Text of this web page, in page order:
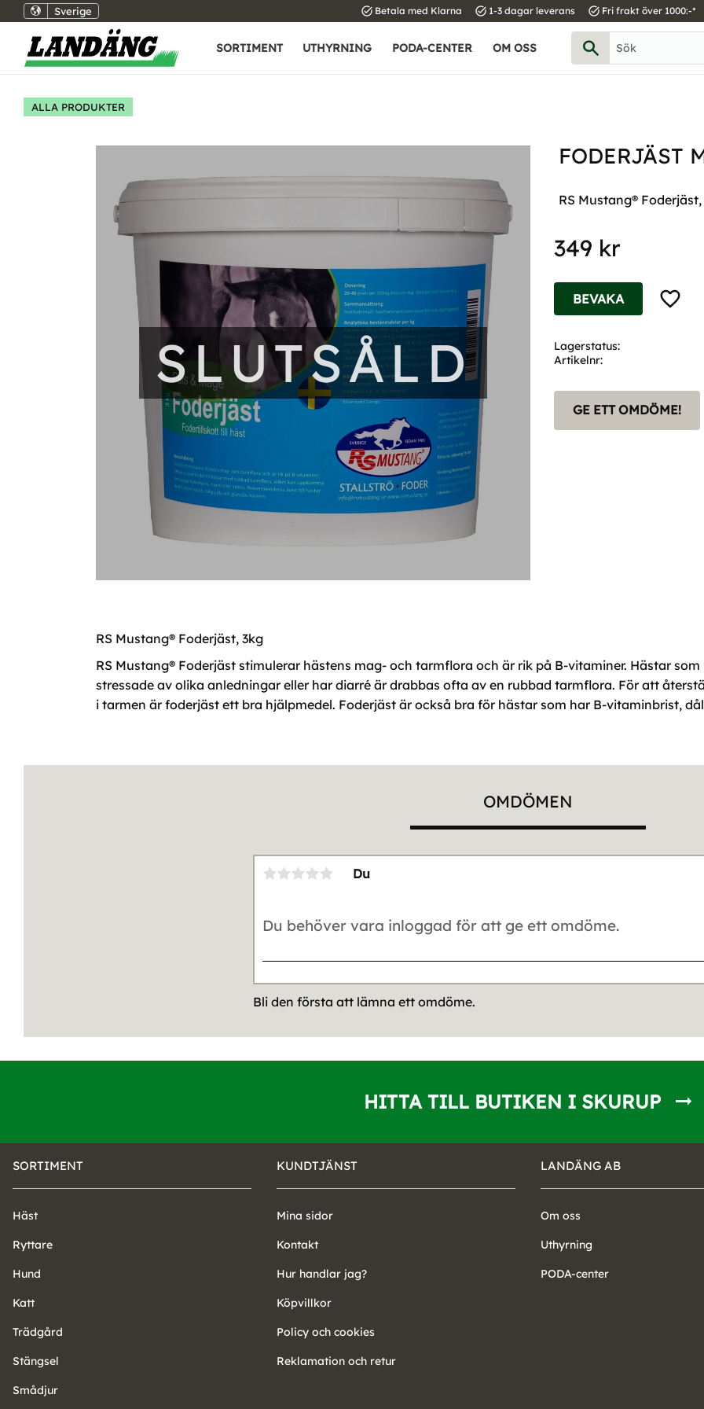
Sverige task_alt Betala med Klarna task_alt 1-3 dagar leverans task_alt Fri frakt över 1000:-*
SORTIMENT UTHYRNING PODA-CENTER OM OSS
ALLA PRODUKTER
FODERJÄST
RS Mustang® Foderjäst,
SLUTSÅLD
349 kr
Lägg
BEVAKA
Lagerstatus
Artikelnr
GE ETT OMDÖME!
RS Mustang® Foderjäst, 3kg
RS Mustang® Foderjäst stimulerar hästens mag- och tarmflora och är rik på B-vitaminer. Hästar
stressade av olika anledningar eller har diarré är drabbas ofta av en rubbad tarmflora. För att
i tarmen är foderjäst ett bra hjälpmedel. Foderjäst är också bra för hästar som har B-vitaminbrist,
OMDÖMEN
Du
Bli den första att lämna ett omdöme.
HITTA TILL BUTIKEN I SKURUP
SORTIMENT
Häst
Ryttare
Hund
Katt
Trädgård
Stängsel
Smådjur
KUNDTJÄNST
Mina sidor
Kontakt
Hur handlar jag?
Köpvillkor
Policy och cookies
Reklamation och retur
LANDÄNG AB
Om oss
Uthyrning
PODA-center